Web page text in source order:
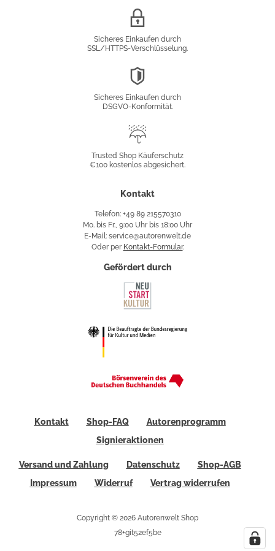
Sicheres Einkaufen durch
SSL/HTTPS-Verschlüsselung.
Sicheres Einkaufen durch
DSGVO-Konformität.
Käuferschutz
Trusted Shop Käuferschutz
€100 kostenlos abgesichert.
Kontakt
Telefon: +49 89 215570310
Mo. bis Fr., 9:00 Uhr bis 18:00 Uhr
E-Mail: service@autorenwelt.de
Oder per Kontakt-Formular.
Gefördert durch
Kontakt Shop-FAQ
Autorenprogramm
Signieraktionen
Versand und Zahlung Datenschutz
Shop-AGB
Impressum
Widerruf Vertrag widerrufen
Copyright © 2026 Autorenwelt Shop
78+git52ef5be